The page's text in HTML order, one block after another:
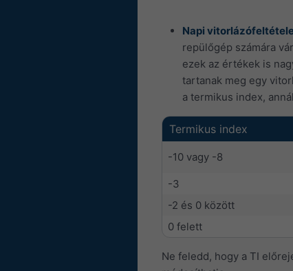
Napi
repülőgép számára
ezek az értékek is
tartanak meg egy
a termikus index,
Termikus index
-10 vagy -8
-3
-2 és 0 között
0 felett
Ne feledd, hogy a TI